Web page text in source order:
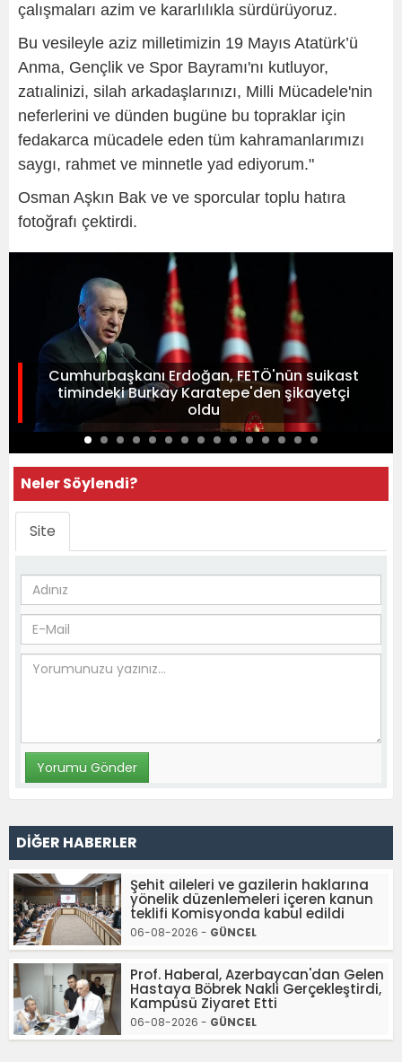
çalışmaları azim ve kararlılıkla sürdürüyoruz.
Bu vesileyle aziz milletimizin 19 Mayıs Atatürk’ü
Anma, Gençlik ve Spor Bayramı'nı kutluyor,
zatıalinizi, silah arkadaşlarınızı, Milli Mücadele'nin
neferlerini ve dünden bugüne bu topraklar için
fedakarca mücadele eden tüm kahramanlarımızı
saygı, rahmet ve minnetle yad ediyorum."
Osman Aşkın Bak ve ve sporcular toplu hatıra
fotoğrafı çektirdi.
Cumhurbaşkanı Erdoğan, FETÖ'nün suikast
timindeki Burkay Karatepe'den şikayetçi
oldu
Neler Söylendi?
Site
DİĞER HABERLER
Şehit aileleri ve gazilerin haklarına
yönelik düzenlemeleri içeren kanun
teklifi Komisyonda kabul edildi
06-08-2026 - GÜNCEL
Prof. Haberal, Azerbaycan'dan Gelen
Hastaya Böbrek Nakli Gerçekleştirdi,
Kampüsü Ziyaret Etti
06-08-2026 - GÜNCEL